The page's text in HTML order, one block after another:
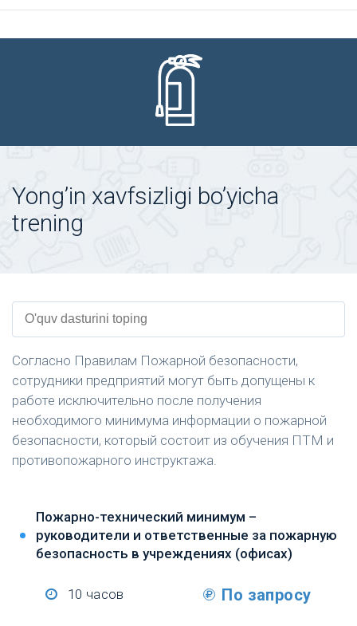
Yong’in xavfsizligi bo’yicha
trening
Согласно Правилам Пожарной безопасности,
сотрудники предприятий могут быть допущены к
работе исключительно после получения
необходимого минимума информации о пожарной
безопасности, который состоит из обучения ПТМ и
противопожарного инструктажа.
Пожарно-технический минимум –
руководители и ответственные за пожарную
безопасность в учреждениях (офисах)
10 часов По запросу